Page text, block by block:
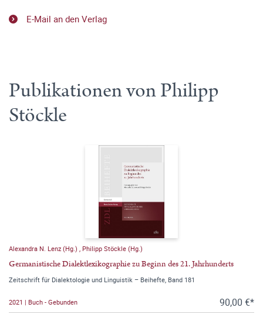
E-Mail an den Verlag
Publikationen von Philipp
Stöckle
Alexandra N. Lenz (Hg.) Philipp Stöckle (Hg.)
Germanistische Dialektlexikographie zu Beginn des 21. Jahrhunderts
Zeitschrift für Dialektologie und Linguistik – Beihefte, Band 181
2021 | Buch - Gebunden 90,00 €*